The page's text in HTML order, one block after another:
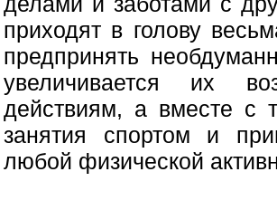
приходят в голову
предпринять
увеличивается их
действиям, а вместе с
занятия спортом и
любой физической